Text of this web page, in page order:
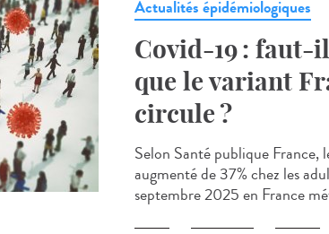
Actualités épidémiologiques
Covid-19 : faut-
que le variant
circule ?
Selon Santé publique France,
augmenté de 37% chez les
septembre 2025 en France